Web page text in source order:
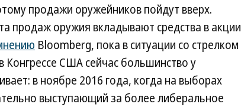
продажи оружейников пойдут вверх.
продаж оружия вкладывают средства в акции
Bloomberg, пока в ситуации со стрелком
Конгрессе США сейчас большинство у
в ноябре 2016 года, когда на выборах
выступающий за более либеральное